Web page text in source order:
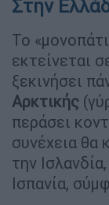
Στην
Το
εκτείνεται
ξεκινήσει
Αρκτικής
περάσει
συνέχεια θα
την
Ισπανία,